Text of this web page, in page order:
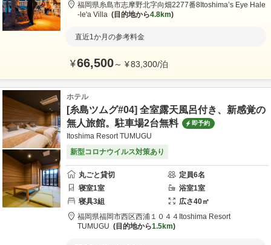
福岡県糸島市志摩野北字向畑2277番8 Itoshima’s Eye Hale
-le'a Villa
目的地から4.8km
直近1か月の参考料金
¥66,500～ ¥83,300/泊
ホテル
[糸島ツムグ#04] 全室露天風呂付き、新感覚の
無人旅館。駐車場2台無料
即予約
Itoshima Resort TUMUGU
新型コロナウイルス対策あり
丸ごと貸切 定員6名
寝室1室 浴室1室
寝具3組 広さ40㎡
福岡県福岡市西区西浦１０４４ Itoshima Resort
TUMUGU
目的地から1.5km